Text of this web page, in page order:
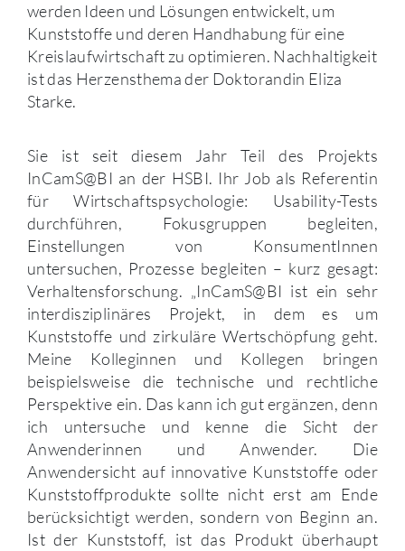
werden Ideen und Lösungen entwickelt, um
Kunststoffe und deren Handhabung für eine
Kreislaufwirtschaft zu optimieren. Nachhaltigkeit
ist das Herzensthema der Doktorandin Eliza
Starke.
Sie ist seit diesem Jahr Teil des Projekts
InCamS@BI an der HSBI. Ihr Job als Referentin
für Wirtschaftspsychologie: Usability-Tests
durchführen, Fokusgruppen begleiten,
Einstellungen von KonsumentInnen
untersuchen, Prozesse begleiten – kurz gesagt:
Verhaltensforschung. „InCamS@BI ist ein sehr
interdisziplinäres Projekt, in dem es um
Kunststoffe und zirkuläre Wertschöpfung geht.
Meine Kolleginnen und Kollegen bringen
beispielsweise die technische und rechtliche
Perspektive ein. Das kann ich gut ergänzen, denn
ich untersuche und kenne die Sicht der
Anwenderinnen und Anwender. Die
Anwendersicht auf innovative Kunststoffe oder
Kunststoffprodukte sollte nicht erst am Ende
berücksichtigt werden, sondern von Beginn an.
Ist der Kunststoff, ist das Produkt überhaupt